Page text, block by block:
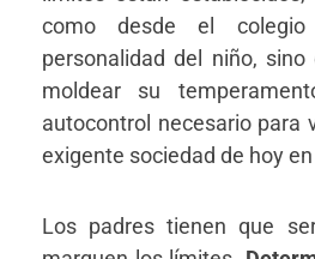
como desde el
personalidad del niño,
moldear su
autocontrol necesario para
exigente sociedad de hoy
Los padres tienen que